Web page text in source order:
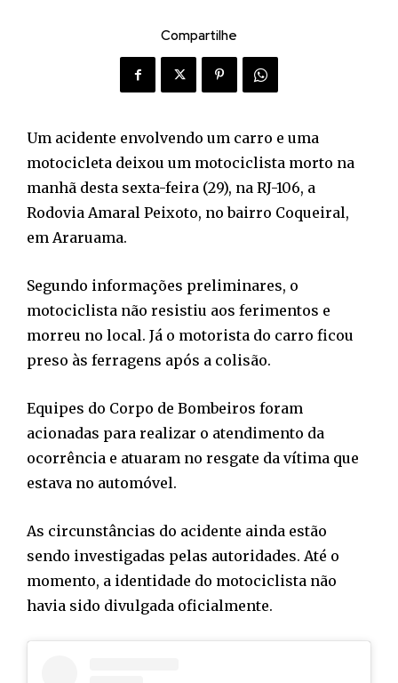
Compartilhe
Um acidente envolvendo um carro e uma
motocicleta deixou um motociclista morto na
manhã desta sexta-feira (29), na RJ-106, a
Rodovia Amaral Peixoto, no bairro Coqueiral,
em Araruama.
Segundo informações preliminares, o
motociclista não resistiu aos ferimentos e
morreu no local. Já o motorista do carro ficou
preso às ferragens após a colisão.
Equipes do Corpo de Bombeiros foram
acionadas para realizar o atendimento da
ocorrência e atuaram no resgate da vítima que
estava no automóvel.
As circunstâncias do acidente ainda estão
sendo investigadas pelas autoridades. Até o
momento, a identidade do motociclista não
havia sido divulgada oficialmente.